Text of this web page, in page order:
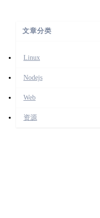
文章分类
Linux
Nodejs
Web
资源